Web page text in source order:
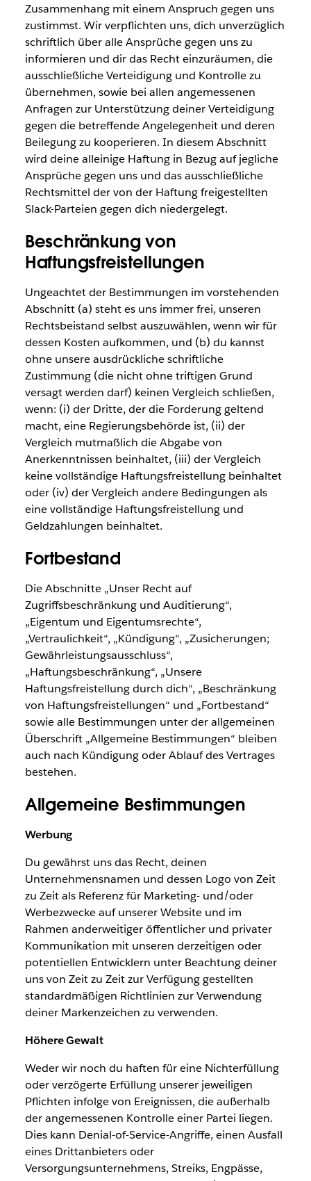
Zusammenhang mit einem Anspruch gegen uns
zustimmst. Wir verpflichten uns, dich unverzüglich
schriftlich über alle Ansprüche gegen uns zu
informieren und dir das Recht einzuräumen, die
ausschließliche Verteidigung und Kontrolle zu
übernehmen, sowie bei allen angemessenen
Anfragen zur Unterstützung deiner Verteidigung
gegen die betreffende Angelegenheit und deren
Beilegung zu kooperieren. In diesem Abschnitt
wird deine alleinige Haftung in Bezug auf jegliche
Ansprüche gegen uns und das ausschließliche
Rechtsmittel der von der Haftung freigestellten
Slack-Parteien gegen dich niedergelegt.
Beschränkung von
Haftungsfreistellungen
Ungeachtet der Bestimmungen im vorstehenden
Abschnitt (a) steht es uns immer frei, unseren
Rechtsbeistand selbst auszuwählen, wenn wir für
dessen Kosten aufkommen, und (b) du kannst
ohne unsere ausdrückliche schriftliche
Zustimmung (die nicht ohne triftigen Grund
versagt werden darf) keinen Vergleich schließen,
wenn: (i) der Dritte, der die Forderung geltend
macht, eine Regierungsbehörde ist, (ii) der
Vergleich mutmaßlich die Abgabe von
Anerkenntnissen beinhaltet, (iii) der Vergleich
keine vollständige Haftungsfreistellung beinhaltet
oder (iv) der Vergleich andere Bedingungen als
eine vollständige Haftungsfreistellung und
Geldzahlungen beinhaltet.
Fortbestand
Die Abschnitte „Unser Recht auf
Zugriffsbeschränkung und Auditierung“,
„Eigentum und Eigentumsrechte“,
„Vertraulichkeit“, „Kündigung“, „Zusicherungen;
Gewährleistungsausschluss“,
„Haftungsbeschränkung“, „Unsere
Haftungsfreistellung durch dich“, „Beschränkung
von Haftungsfreistellungen“ und „Fortbestand“
sowie alle Bestimmungen unter der allgemeinen
Überschrift „Allgemeine Bestimmungen“ bleiben
auch nach Kündigung oder Ablauf des Vertrages
bestehen.
Allgemeine Bestimmungen
Werbung
Du gewährst uns das Recht, deinen
Unternehmensnamen und dessen Logo von Zeit
zu Zeit als Referenz für Marketing- und/oder
Werbezwecke auf unserer Website und im
Rahmen anderweitiger öffentlicher und privater
Kommunikation mit unseren derzeitigen oder
potentiellen Entwicklern unter Beachtung deiner
uns von Zeit zu Zeit zur Verfügung gestellten
standardmäßigen Richtlinien zur Verwendung
deiner Markenzeichen zu verwenden.
Höhere Gewalt
Weder wir noch du haften für eine Nichterfüllung
oder verzögerte Erfüllung unserer jeweiligen
Pflichten infolge von Ereignissen, die außerhalb
der angemessenen Kontrolle einer Partei liegen.
Dies kann Denial-of-Service-Angriffe, einen Ausfall
eines Drittanbieters oder
Versorgungsunternehmens, Streiks, Engpässe,